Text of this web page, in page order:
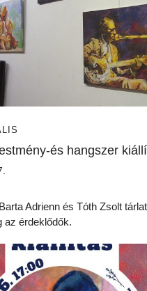
és hangszer
Adrienn és Tóth Zsolt
az érdeklődők.